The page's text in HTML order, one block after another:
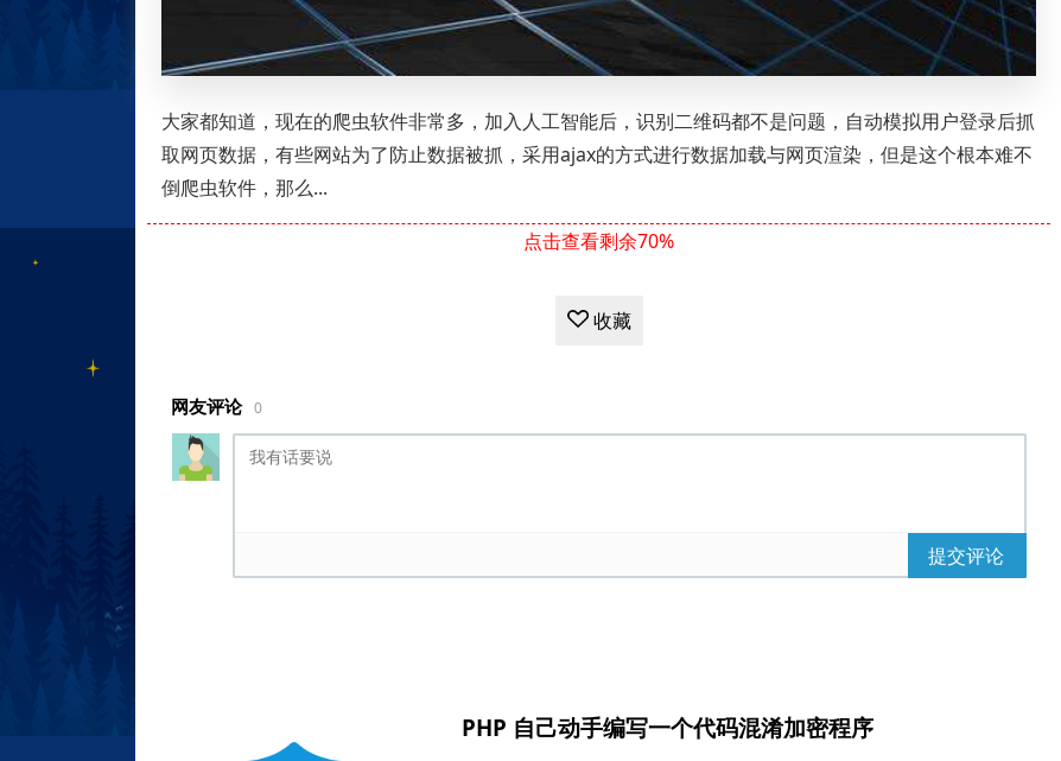
大家都知道，现在的爬虫软件非常多，加入人工智能后，识别二维码都不是问题，自动模拟用户登录后抓
取网页数据，有些网站为了防止数据被抓，采用ajax的方式进行数据加载与网页渲染，但是这个根本难不
倒爬虫软件，那么...
点击查看剩余70%
收藏
网友评论 0
提交评论
PHP 自己动手编写一个代码混淆加密程序